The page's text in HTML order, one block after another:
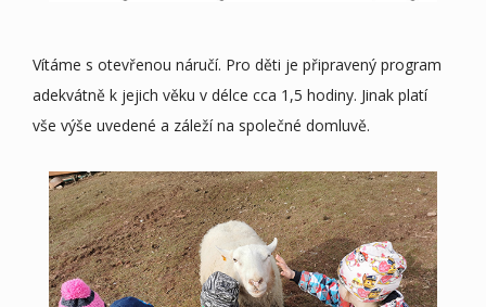
Vítáme s otevřenou náručí. Pro děti je připravený program
adekvátně k jejich věku v délce cca 1,5 hodiny. Jinak platí
vše výše uvedené a záleží na společné domluvě.